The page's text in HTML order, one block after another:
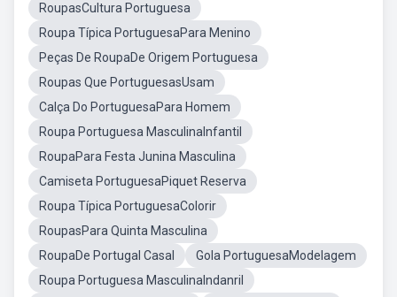
RoupasCultura Portuguesa
Roupa Típica PortuguesaPara Menino
Peças De RoupaDe Origem Portuguesa
Roupas Que PortuguesasUsam
Calça Do PortuguesaPara Homem
Roupa Portuguesa MasculinaInfantil
RoupaPara Festa Junina Masculina
Camiseta PortuguesaPiquet Reserva
Roupa Típica PortuguesaColorir
RoupasPara Quinta Masculina
RoupaDe Portugal Casal
Gola PortuguesaModelagem
Roupa Portuguesa MasculinaIndanril